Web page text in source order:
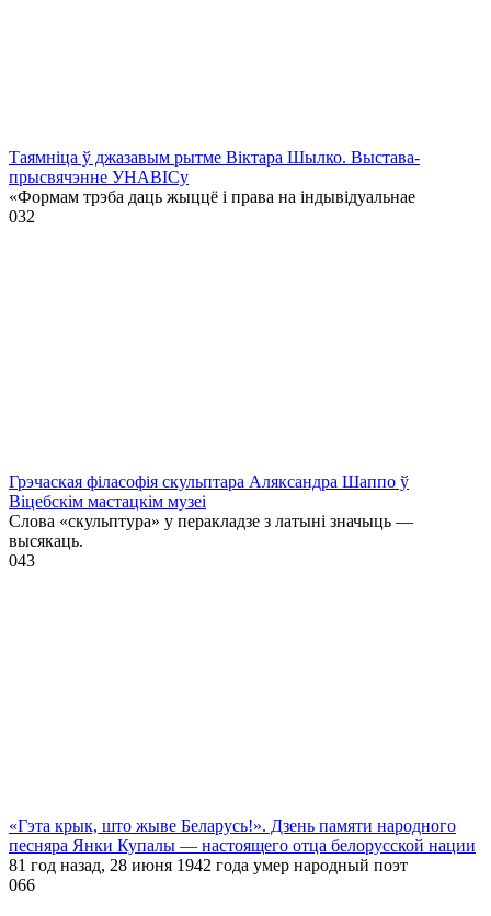
Таямніца ў джазавым рытме Віктара Шылко. Выстава-
прысвячэнне УНАВІСу
«Формам трэба даць жыццё і права на індывідуальнае
032
Грэчаская філасофія скульптара Аляксандра Шаппо ў
Віцебскім мастацкім музеі
Слова «скульптура» у перакладзе з латыні значыць —
высякаць.
043
«Гэта крык, што жыве Беларусь!». Дзень памяти народного
песняра Янки Купалы — настоящего отца белорусской нации
81 год назад, 28 июня 1942 года умер народный поэт
066